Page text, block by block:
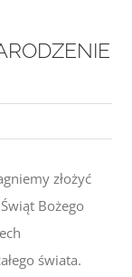
złożyć
Bożego
świata.